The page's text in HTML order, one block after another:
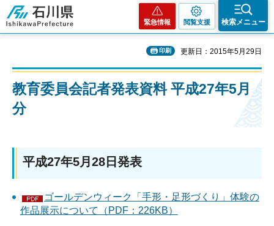
石川県
緊急情報 閲覧支援 検索メニュー
印刷 更新日：2015年5月29日
教育委員会記者発表資料 平成27年5月
分
平成27年5月28日発表
ゴールデンウィーク「手形・足形づくり」体験の
作品展示について（PDF：226KB）